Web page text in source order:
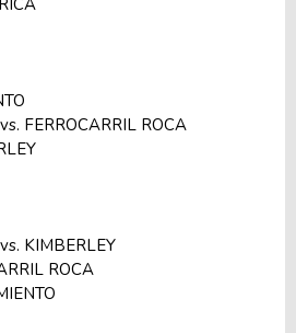
FERROCARRIL ROCA
KIMBERLEY
ROCA